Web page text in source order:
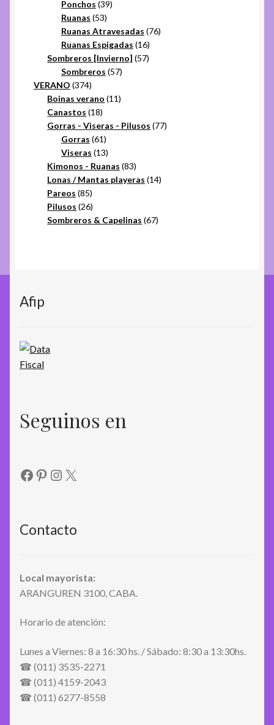
productos
Ponchos 3939
Ruanas 5353
productos
Ruanas Atravesadas 7676
Ruanas Espigadas 1616
productos
Sombreros [Invierno] 5757
Sombreros 5757
VERANO 374374
productos
Boinas verano 1111
Canastos 1818
productos
Gorras - Viseras - Pilusos 7777
Gorras 6161
productos
Viseras 1313
productos
Kimonos - Ruanas 8383
productos
Lonas / Mantas playeras 1414
Pareos 8585
productos
Pilusos 2626
productos
Sombreros & Capelinas 6767
Afip
Seguinos en
Facebook
Pinterest
Instagram
X
Contacto
Local mayorista:
ARANGUREN 3100, CABA.
Horario de atención:
Lunes a Viernes: 8 a 16:30 hs. / Sábado: 8:30 a 13:30hs.
☎ (011) 3535-2271
☎ (011) 4159-2043
☎ (011) 6277-8558